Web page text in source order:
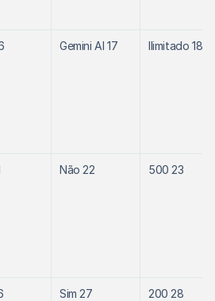
Gemini AI 17 Ilimitado 18
Não 22 500 23
Sim 27 200 28